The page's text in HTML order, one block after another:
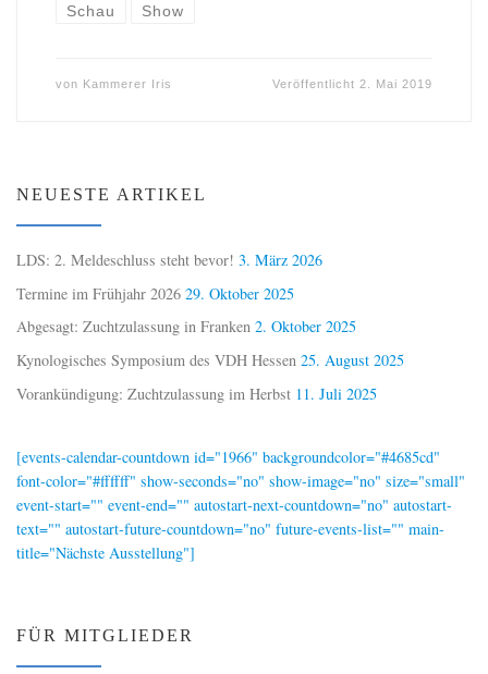
Schau Show
von Kammerer Iris Veröffentlicht 2. Mai 2019
NEUESTE ARTIKEL
LDS: 2. Meldeschluss steht bevor! 3. März 2026
Termine im Frühjahr 2026 29. Oktober 2025
Abgesagt: Zuchtzulassung in Franken 2. Oktober 2025
Kynologisches Symposium des VDH Hessen 25. August 2025
Vorankündigung: Zuchtzulassung im Herbst 11. Juli 2025
[events-calendar-countdown id="1966" backgroundcolor="#4685cd"
font-color="#ffffff" show-seconds="no" show-image="no" size="small"
event-start="" event-end="" autostart-next-countdown="no" autostart-
text="" autostart-future-countdown="no" future-events-list="" main-
title="Nächste Ausstellung"]
FÜR MITGLIEDER